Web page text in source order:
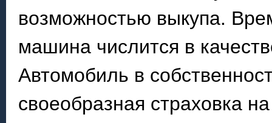
возможностью выкупа.
машина числится в
Автомобиль в
своеобразная страховка